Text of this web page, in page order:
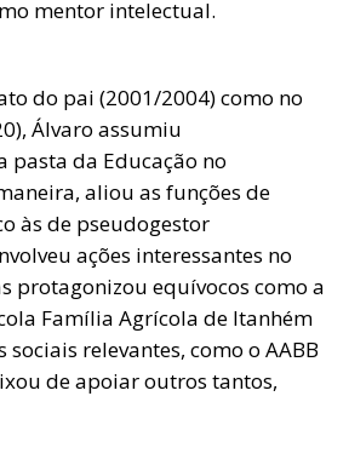
mentor intelectual.
do pai (2001/2004) como no
Álvaro assumiu
pasta da Educação no
aliou as funções de
às de pseudogestor
ações interessantes no
protagonizou equívocos como a
Família Agrícola de Itanhém
sociais relevantes, como o AABB
de apoiar outros tantos,